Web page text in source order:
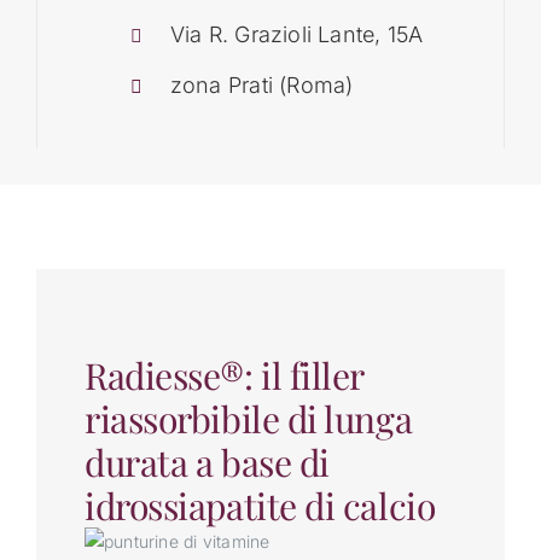
Via R. Grazioli Lante, 15A
zona Prati (Roma)
Radiesse®: il filler
riassorbibile di lunga
durata a base di
idrossiapatite di calcio